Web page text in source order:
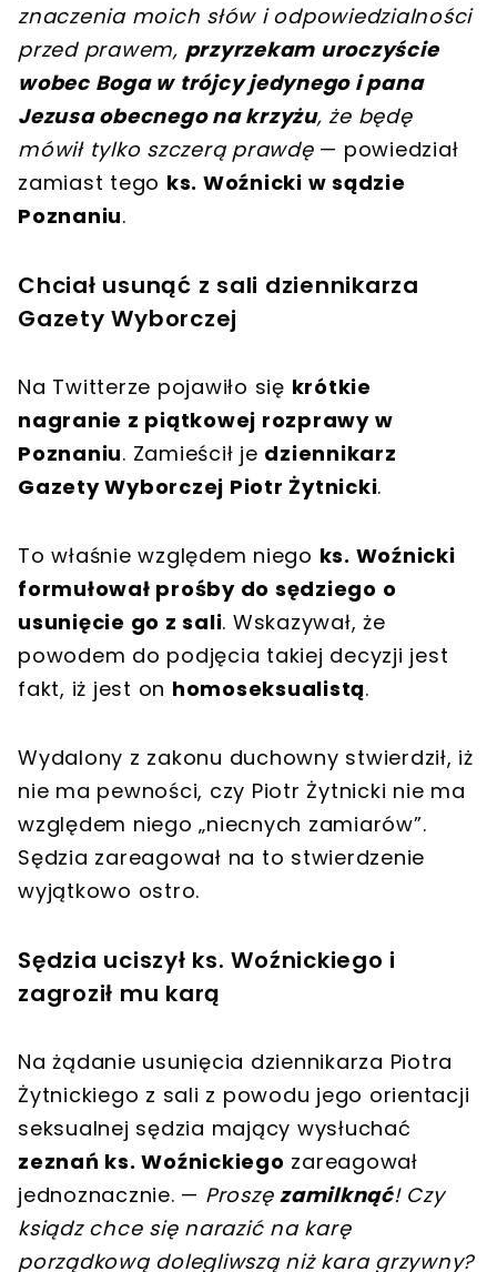
znaczenia moich słów i odpowiedzialności
przed prawem, przyrzekam uroczyście
wobec Boga w trójcy jedynego i pana
Jezusa obecnego na krzyżu, że będę
mówił tylko szczerą prawdę— powiedział
zamiast tego ks. Woźnicki w sądzie
Poznaniu.
Chciał usunąć z sali dziennikarza
Gazety Wyborczej
Na Twitterze pojawiło się krótkie
nagranie z piątkowej rozprawy w
Poznaniu. Zamieścił je dziennikarz
Gazety Wyborczej Piotr Żytnicki.
To właśnie względem niego ks. Woźnicki
formułował prośby do sędziego o
usunięcie go z sali. Wskazywał, że
powodem do podjęcia takiej decyzji jest
fakt, iż jest on homoseksualistą.
Wydalony z zakonu duchowny stwierdził, iż
nie ma pewności, czy Piotr Żytnicki nie ma
względem niego „niecnych zamiarów”.
Sędzia zareagował na to stwierdzenie
wyjątkowo ostro.
Sędzia uciszył ks. Woźnickiego i
zagroził mu karą
Na żądanie usunięcia dziennikarza Piotra
Żytnickiego z sali z powodu jego orientacji
seksualnej sędzia mający wysłuchać
zeznań ks. Woźnickiego zareagował
jednoznacznie. — Proszę zamilknąć! Czy
ksiądz chce się narazić na karę
porządkową dolegliwszą niż kara grzywny?